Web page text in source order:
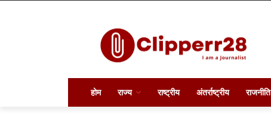
होम राज्य राष्ट्रीय अंतर्राष्ट्रीय राजनीति